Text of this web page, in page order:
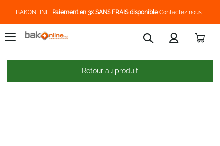
BAKONLINE, Paiement en 3x SANS FRAIS disponible Contactez nous !
Rechercher
Retour au produit